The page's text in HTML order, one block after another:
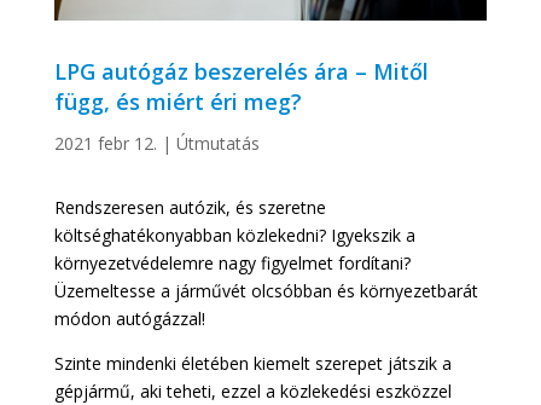
LPG autógáz beszerelés ára – Mitől
függ, és miért éri meg?
2021 febr 12. | Útmutatás
Rendszeresen autózik, és szeretne
költséghatékonyabban közlekedni? Igyekszik a
környezetvédelemre nagy figyelmet fordítani?
Üzemeltesse a járművét olcsóbban és környezetbarát
módon autógázzal!
Szinte mindenki életében kiemelt szerepet játszik a
gépjármű, aki teheti, ezzel a közlekedési eszközzel